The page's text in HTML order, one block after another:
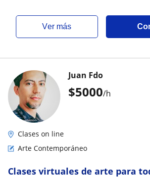
ver más
$5000/h
Juan Fdo
Clases on line
Arte Contemporáneo
Clases virtuales de arte para